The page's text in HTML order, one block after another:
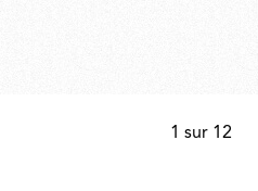
1 sur 12